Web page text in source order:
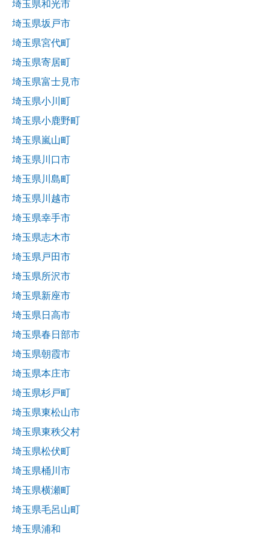
埼玉県和光市
埼玉県坂戸市
埼玉県宮代町
埼玉県寄居町
埼玉県富士見市
埼玉県小川町
埼玉県小鹿野町
埼玉県嵐山町
埼玉県川口市
埼玉県川島町
埼玉県川越市
埼玉県幸手市
埼玉県志木市
埼玉県戸田市
埼玉県所沢市
埼玉県新座市
埼玉県日高市
埼玉県春日部市
埼玉県朝霞市
埼玉県本庄市
埼玉県杉戸町
埼玉県東松山市
埼玉県東秩父村
埼玉県松伏町
埼玉県桶川市
埼玉県横瀬町
埼玉県毛呂山町
埼玉県浦和